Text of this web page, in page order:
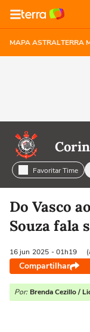
MAPA ASTRALTERRA
Favoritar Time
Selecione o time
Do Vasco
Souza fala
16 jun 2025 - 01h19
Compartilhar
Por: Brenda Cezillo /